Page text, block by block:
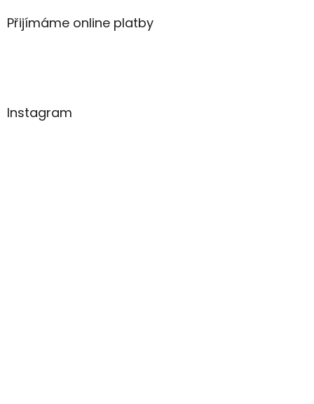
Přijímáme online platby
Instagram